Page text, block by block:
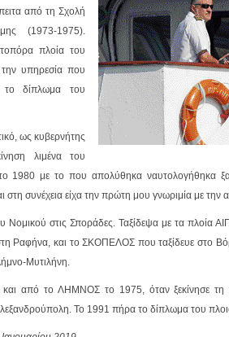
από τη Σχολή
(1973-1975).
πλοία του
υπηρεσία που
δίπλωμα του
ως κυβερνήτης
λιμένα του
1980 με το που απολύθηκα ναυτολογήθηκα
συνέχεια είχα την πρώτη μου γνωριμία με την
Νομικού στις Σποράδες. Ταξίδεψα με τα πλοία
Ραφήνα, και το ΣΚΟΠΕΛΟΣ που ταξίδευε στο
Μυτιλήνη.
και από το ΛΗΜΝΟΣ το 1975, όταν ξεκίνησε
Το 1991 πήρα το δίπλωμα του